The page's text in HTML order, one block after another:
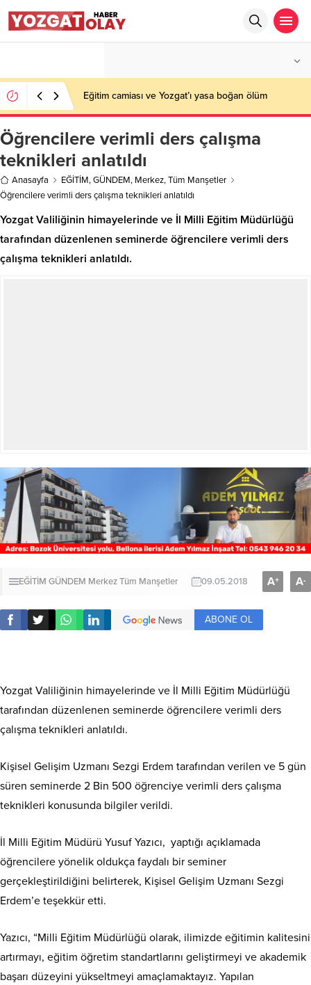
Eğitim camiası ve Yozgat’ı yasa boğan ölüm
Öğrencilere verimli ders çalışma
teknikleri anlatıldı
Anasayfa EĞİTİM,GÜNDEM, Merkez,Tüm Manşetler
Öğrencilere verimli ders çalışma teknikleri anlatıldı
Yozgat Valiliğinin himayelerinde ve İl Milli Eğitim Müdürlüğü
tarafından düzenlenen seminerde öğrencilere verimli ders
çalışma teknikleri anlatıldı.
EĞİTİM GÜNDEM MerkezTüm Manşetler 09.05.2018 A+ A-
ABONE OL
Yozgat Valiliğinin himayelerinde ve İl Milli Eğitim Müdürlüğü
tarafından düzenlenen seminerde öğrencilere verimli ders
çalışma teknikleri anlatıldı.
Kişisel Gelişim Uzmanı Sezgi Erdem tarafından verilen ve 5 gün
süren seminerde 2 Bin 500 öğrenciye verimli ders çalışma
teknikleri konusunda bilgiler verildi.
İl Milli Eğitim Müdürü Yusuf Yazıcı, yaptığı açıklamada
öğrencilere yönelik oldukça faydalı bir seminer
gerçekleştirildiğini belirterek, Kişisel Gelişim Uzmanı Sezgi
Erdem’e teşekkür etti.
Yazıcı, “Milli Eğitim Müdürlüğü olarak, ilimizde eğitimin kalitesini
artırmayı, eğitim öğretim standartlarını geliştirmeyi ve akademik
başarı düzeyini yükseltmeyi amaçlamaktayız. Yapılan